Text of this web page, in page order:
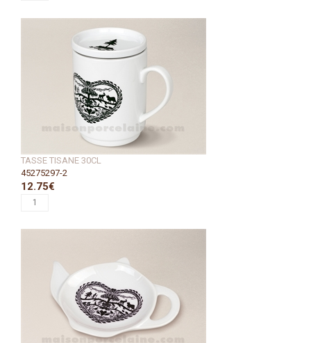
TASSE TISANE 30CL
45275297-2
12.75€